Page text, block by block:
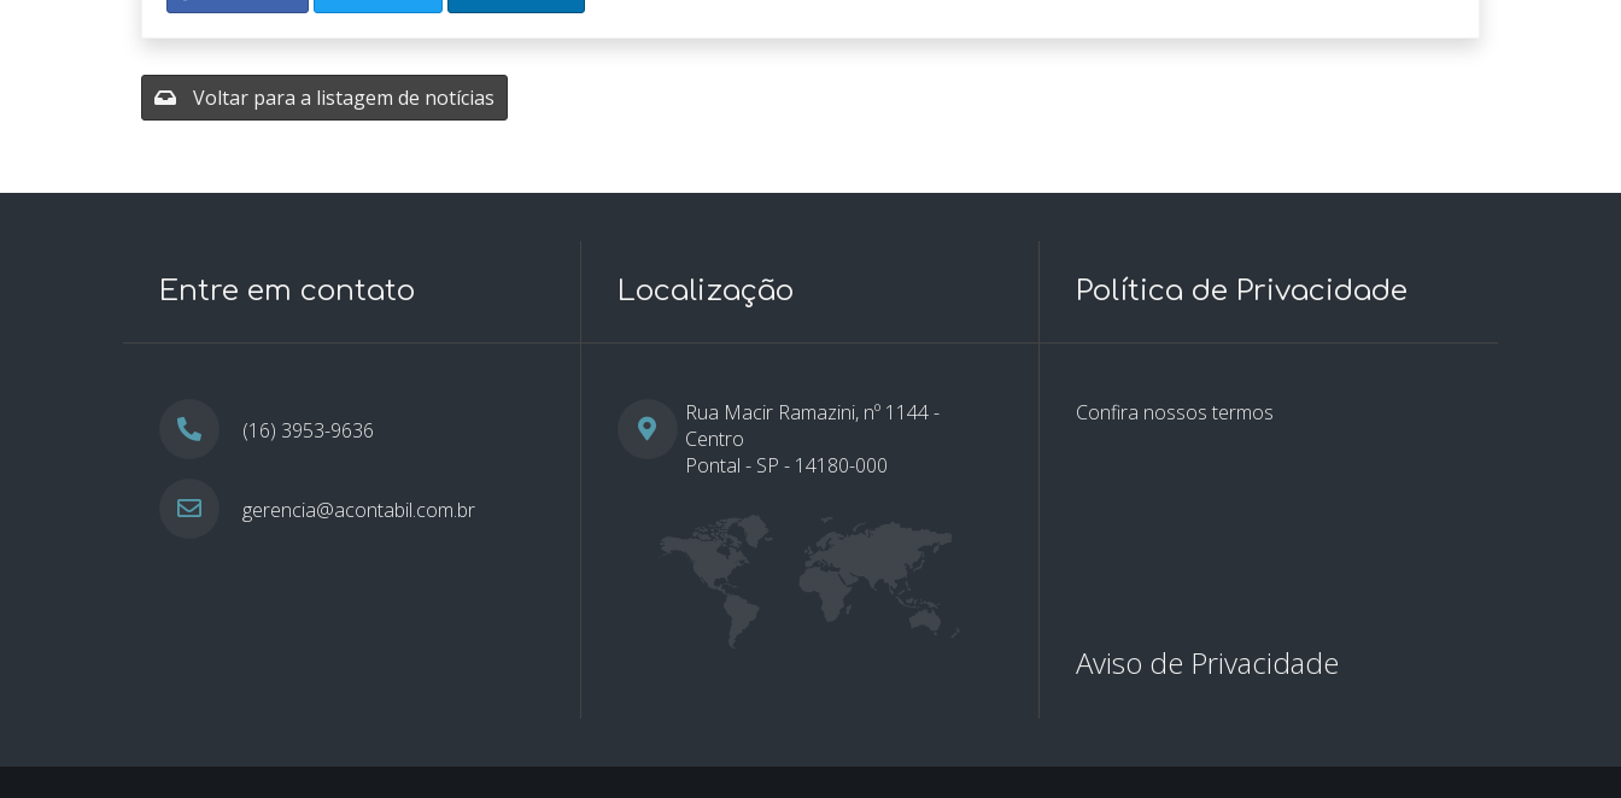
Voltar para a listagem de notícias
Entre em contato
(16) 3953-9636
gerencia@acontabil.com.br
Localização
Rua Macir Ramazini, nº 1144 -
Centro
Pontal - SP - 14180-000
Política de Privacidade
Confira nossos termos
Aviso de Privacidade